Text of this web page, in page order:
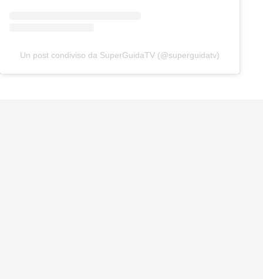
Un post condiviso da SuperGuidaTV (@superguidatv)